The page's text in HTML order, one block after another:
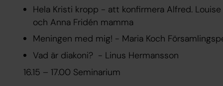
Hela Kristi kropp - att konfirmera Alfred.
och Anna Fridén mamma
Meningen med mig! - Maria Koch
Vad är diakoni? - Linus Hermansson
16.15 – 17.00 Seminarium